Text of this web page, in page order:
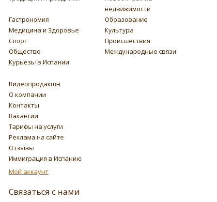
недвижимости
Гастрономия
Образование
Медицина и Здоровье
Культура
Спорт
Происшествия
Общество
Международные связи
Курьезы в Испании
Видеопродакшн
О компании
Контакты
Вакансии
Тарифы на услуги
Реклама на сайте
Отзывы
Иммиграция в Испанию
Мой аккаунт
Связаться с нами